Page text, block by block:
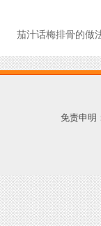
茄汁话梅排骨的做
免责申明